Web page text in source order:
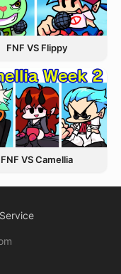
FNF VS Flippy
FNF VS Camellia